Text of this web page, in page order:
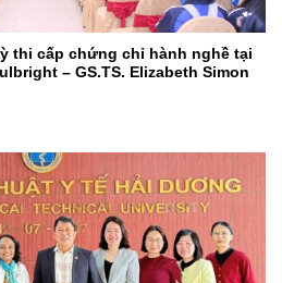
thi cấp chứng chỉ hành nghề tại
– GS.TS. Elizabeth Simon